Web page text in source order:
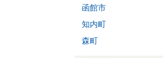
函館市
知内町
森町